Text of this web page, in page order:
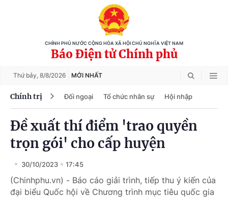
CHÍNH PHỦ NƯỚC CỘNG HÒA XÃ HỘI CHỦ NGHĨA VIỆT NAM
Báo Điện tử Chính phủ
Thứ bảy, 8/8/2026 MỚI NHẤT
Chính trị Đối ngoại Tổ chức nhân sự Hội nhập
Đề xuất thí điểm 'trao quyền
trọn gói' cho cấp huyện
30/10/2023 17:45
(Chinhphu.vn) - Báo cáo giải trình, tiếp thu ý kiến của
đại biểu Quốc hội về Chương trình mục tiêu quốc gia